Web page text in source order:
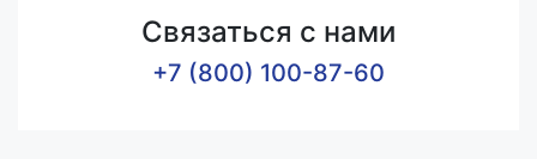
Связаться с нами
+7 (800) 100-87-60